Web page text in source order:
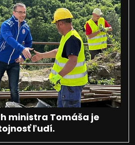
ministra Tomáša je
ľudí.